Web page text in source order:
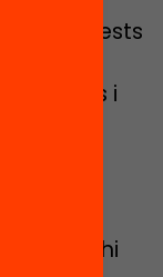
que aquests
centres i
de la
les
per fer-hi